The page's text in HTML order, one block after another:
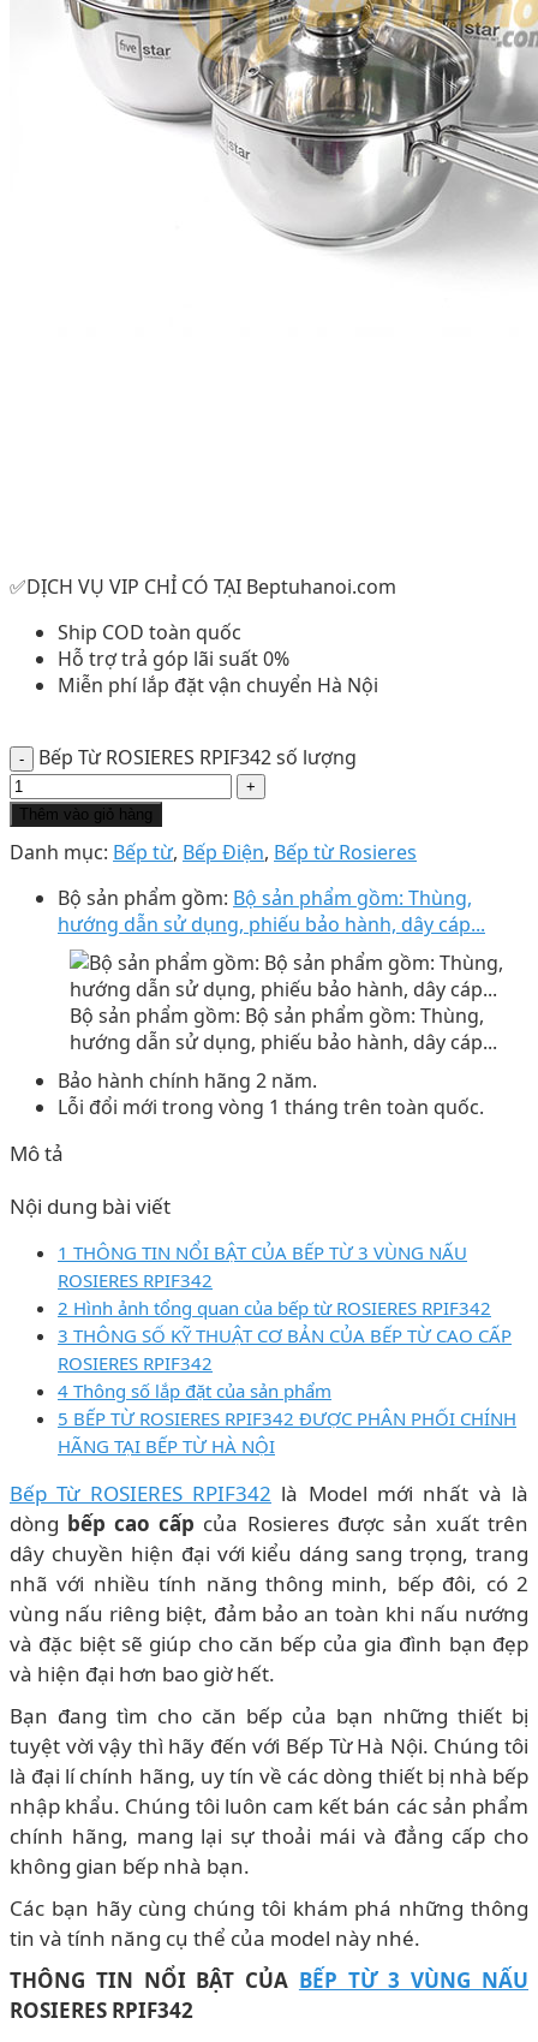
✅DỊCH VỤ VIP CHỈ CÓ TẠI Beptuhanoi.com
Ship COD toàn quốc
Hỗ trợ trả góp lãi suất 0%
Miễn phí lắp đặt vận chuyển Hà Nội
Bếp Từ ROSIERES RPIF342 số lượng
Thêm vào giỏ hàng
Danh mục: Bếp từ, Bếp Điện, Bếp từ Rosieres
Bộ sản phẩm gồm: Bộ sản phẩm gồm: Thùng,
hướng dẫn sử dụng, phiếu bảo hành, dây cáp...
Bộ sản phẩm gồm: Bộ sản phẩm gồm: Thùng,
hướng dẫn sử dụng, phiếu bảo hành, dây cáp...
Bảo hành chính hãng 2 năm.
Lỗi đổi mới trong vòng 1 tháng trên toàn quốc.
Mô tả
Nội dung bài viết
1 THÔNG TIN NỔI BẬT CỦA BẾP TỪ 3 VÙNG NẤU
ROSIERES RPIF342
2 Hình ảnh tổng quan của bếp từ ROSIERES RPIF342
3 THÔNG SỐ KỸ THUẬT CƠ BẢN CỦA BẾP TỪ CAO CẤP
ROSIERES RPIF342
4 Thông số lắp đặt của sản phẩm
5 BẾP TỪ ROSIERES RPIF342 ĐƯỢC PHÂN PHỐI CHÍNH
HÃNG TẠI BẾP TỪ HÀ NỘI
Bếp Từ ROSIERES RPIF342 là Model mới nhất và là
dòng bếp cao cấp của Rosieres được sản xuất trên
dây chuyền hiện đại với kiểu dáng sang trọng, trang
nhã với nhiều tính năng thông minh, bếp đôi, có 2
vùng nấu riêng biệt, đảm bảo an toàn khi nấu nướng
và đặc biệt sẽ giúp cho căn bếp của gia đình bạn đẹp
và hiện đại hơn bao giờ hết.
Bạn đang tìm cho căn bếp của bạn những thiết bị
tuyệt vời vậy thì hãy đến với Bếp Từ Hà Nội. Chúng tôi
là đại lí chính hãng, uy tín về các dòng thiết bị nhà bếp
nhập khẩu. Chúng tôi luôn cam kết bán các sản phẩm
chính hãng, mang lại sự thoải mái và đẳng cấp cho
không gian bếp nhà bạn.
Các bạn hãy cùng chúng tôi khám phá những thông
tin và tính năng cụ thể của model này nhé.
THÔNG TIN NỔI BẬT CỦA BẾP TỪ 3 VÙNG NẤU
ROSIERES RPIF342